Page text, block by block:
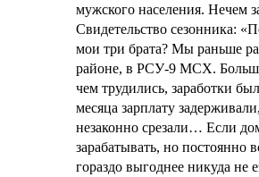
мужского населения. Нечем
Свидетельство сезонника:
мои три брата? Мы раньше
районе, в РСУ-9 МСХ.
чем трудились, заработки
месяца зарплату
незаконно срезали… Если
зарабатывать, но постоянно
гораздо выгоднее никуда не